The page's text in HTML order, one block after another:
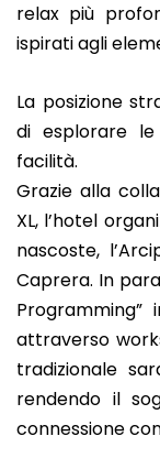
relax più
ispirati agli
La posizione
di esplorare
facilità.
Grazie alla
XL, l’hotel
nascoste,
Caprera. In
attraverso
tradizionale
rendendo il
connessione